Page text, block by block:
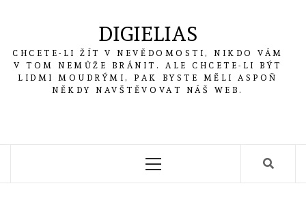
DIGIELIAS
CHCETE-LI ŽÍT V NEVĚDOMOSTI, NIKDO VÁM
V TOM NEMŮŽE BRÁNIT. ALE CHCETE-LI BÝT
LIDMI MOUDRÝMI, PAK BYSTE MĚLI ASPOŇ
NĚKDY NAVŠTĚVOVAT NÁŠ WEB.